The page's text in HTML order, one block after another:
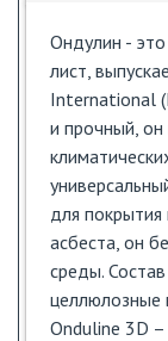
Ондулин -
лист,
International
и прочный,
для
асбеста, он
среды.
целлюлозные
Onduline 3D –